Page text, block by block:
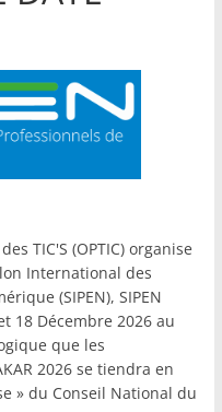
TIC'S (OPTIC) organise
International des
(SIPEN), SIPEN
18 Décembre 2026 au
que les
2026 se tiendra en
» du Conseil National du